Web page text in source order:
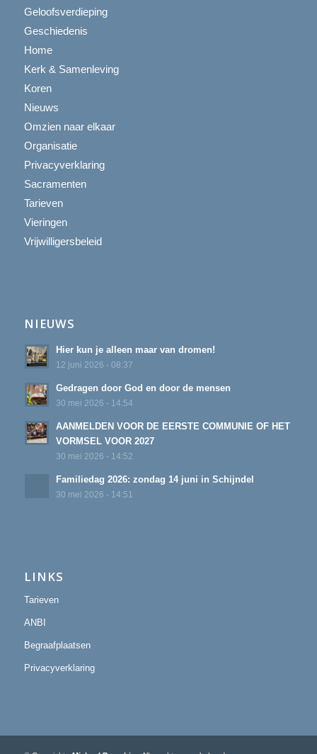
Geloofsverdieping
Geschiedenis
Home
Kerk & Samenleving
Koren
Nieuws
Omzien naar elkaar
Organisatie
Privacyverklaring
Sacramenten
Tarieven
Vieringen
Vrijwilligersbeleid
NIEUWS
Hier kun je alleen maar van dromen!
12 juni 2026 - 08:37
Gedragen door God en door de mensen
30 mei 2026 - 14:54
AANMELDEN VOOR DE EERSTE COMMUNIE OF HET
VORMSEL VOOR 2027
30 mei 2026 - 14:52
Familiedag 2026: zondag 14 juni in Schijndel
30 mei 2026 - 14:51
LINKS
Tarieven
ANBI
Begraafplaatsen
Privacyverklaring